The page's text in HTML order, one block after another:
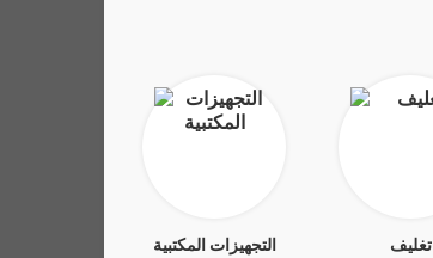
التجهيزات المكتبية تغليف